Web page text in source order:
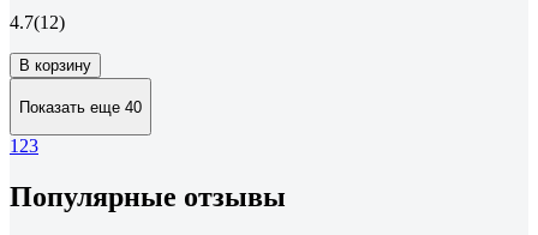
4.7(12)
В корзину
Показать еще 40
1 23
Популярные отзывы